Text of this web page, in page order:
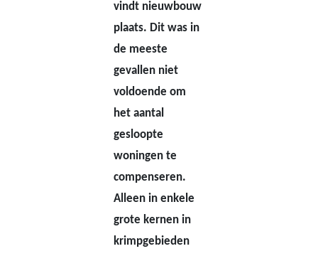
vindt nieuwbouw
plaats. Dit was in
de meeste
gevallen niet
voldoende om
het aantal
gesloopte
woningen te
compenseren.
Alleen in enkele
grote kernen in
krimpgebieden